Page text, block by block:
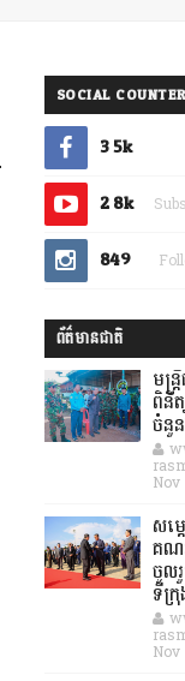
SOCIAL COUNTER
3.5k
2.8k
849
ព័ត៌មានជាតិ
មន្
ពិនិ
ចំនួ
សម្
គណ
ចូល
ទីក្